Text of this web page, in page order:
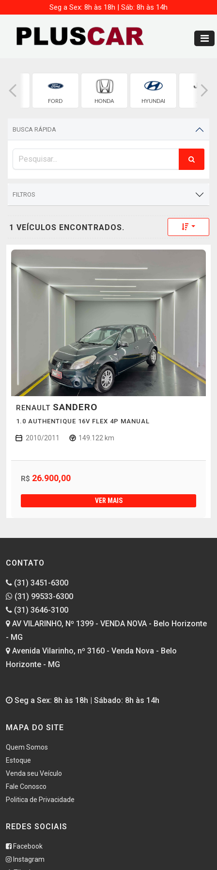
Seg a Sex: 8h às 18h | Sáb: 8h às 14h
FORD HONDA HYUNDAI
BUSCA RÁPIDA
FILTROS
1 VEÍCULOS ENCONTRADOS. Toggle
RENAULT SANDERO
1.0 AUTHENTIQUE 16V FLEX 4P MANUAL
2010/2011 149.122 km
R$ 26.900,00
VER MAIS
CONTATO
(31) 3451-6300
(31) 99533-6300
(31) 3646-3100
AV VILARINHO, Nº 1399 - VENDA NOVA - Belo Horizonte
- MG
Avenida Vilarinho, nº 3160 - Venda Nova - Belo
Horizonte - MG
Seg a Sex: 8h às 18h | Sábado: 8h às 14h
MAPA DO SITE
Quem Somos
Estoque
Venda seu Veículo
Fale Conosco
Politica de Privacidade
REDES SOCIAIS
Facebook
Instagram